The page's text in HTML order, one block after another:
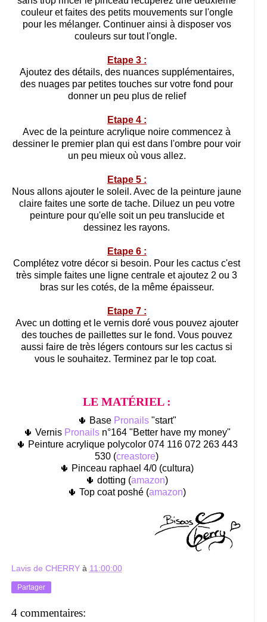
couleur et faites des petits mouvements sur l'ongle
pour les mélanger. Continuer ainsi à disposer vos
couleurs sur tout l'ongle.
Etape 3 :
Ajoutez des détails, des nuances supplémentaires,
des nuages par petites touches sur votre fond pour
donner un peu plus de relief
Etape 4 :
Avec de la peinture acrylique noire commencez à
dessiner le premier plan qui est dans l'ombre pour voir
un peu mieux où vous allez.
Etape 5 :
Nous allons ajouter le soleil. Avec de la peinture jaune
claire faites une sorte de tache. Diluez un peu votre
peinture pour qu'elle soit un peu translucide et
dessinez les rayons.
Etape 6 :
Complétez votre décor si besoin. Pour les cactus c'est
très simple faites une ligne centrale et ajoutez 2 ou 3
bras sur les cotés, de la même épaisseur.
Etape 7 :
Avec un dotting et le vernis doré vous pouvez ajouter
des touches de paillettes sur le fond. Vous pouvez
aussi faire de très légers contours sur les cactus si
vous le souhaitez. Terminez par le top coat.
LE MATÉRIEL :
🌵 Base Pronails"start"
🌵 Vernis Pronailsn°164 "Better have my money"
🌵 Peinture acrylique polycolor 074 116 072 263 443
530 (creastore)
🌵 Pinceau raphael 4/0 (cultura)
🌵 dotting (amazon)
🌵 Top coat poshé (amazon)
Lavis de CHERRY à 11:00:00
Partager
4 commentaires: